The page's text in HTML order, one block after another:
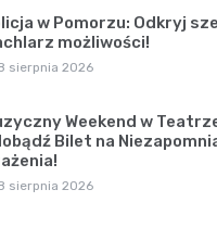
w Pomorzu: Odkryj
możliwości!
sierpnia 2026
Weekend w
Bilet na
sierpnia 2026